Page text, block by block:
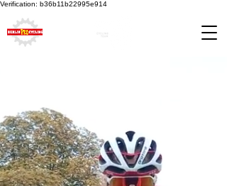
Verification: b36b11b22995e914